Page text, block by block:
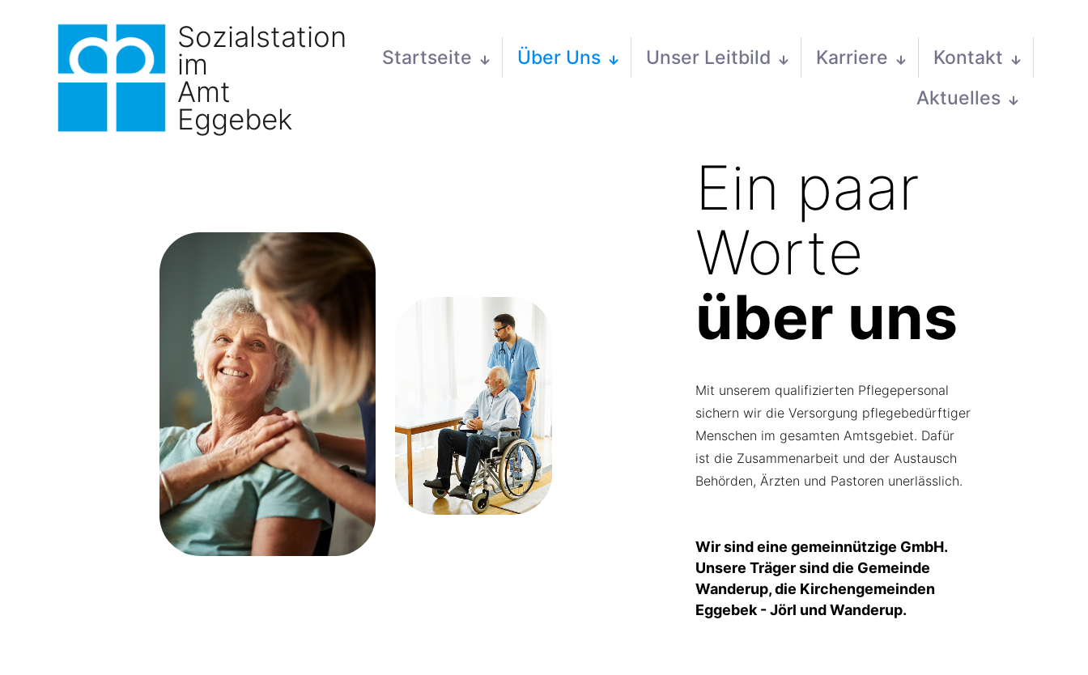
Sozialstation
im
Amt
Eggebek
Startseite Über Uns Unser Leitbild Karriere
Kontakt
Aktuelles
Ein paar
Worte
über uns
Mit unserem qualifizierten Pflegepersonal
sichern wir die Versorgung pflegebedürftiger
Menschen im gesamten Amtsgebiet. Dafür
ist die Zusammenarbeit und der Austausch
Behörden, Ärzten und Pastoren unerlässlich.
Wir sind eine gemeinnützige GmbH.
Unsere Träger sind die Gemeinde
Wanderup, die Kirchengemeinden
Eggebek - Jörl und Wanderup.